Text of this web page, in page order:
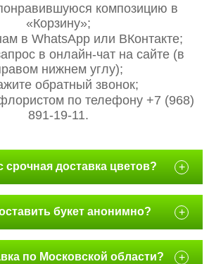
композицию в
«Корзину»;
в WhatsApp или ВКонтакте;
в онлайн-чат на сайте (в
нижнем углу);
обратный звонок;
по телефону +7 (968)
891-19-11.
срочная доставка цветов? +
букет анонимно? +
по Московской области? +